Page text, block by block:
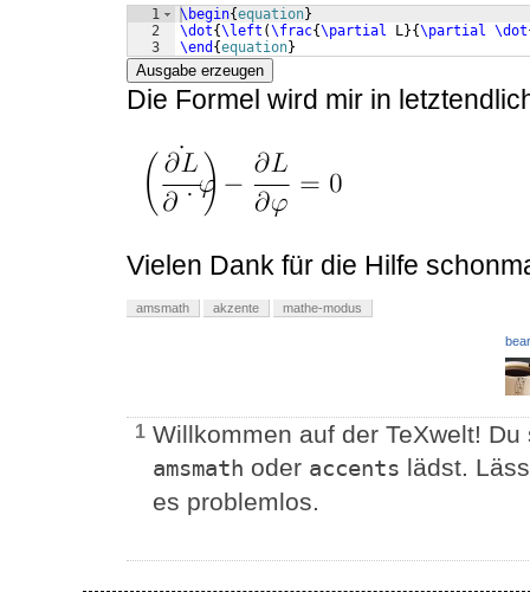
1
2
3
\begin{equation}
\dot{\left (\frac{\partial L}{\partial \dot
\end {equation}
Ausgabe erzeugen
Die Formel wird mir in
Vielen Dank für die Hilfe
amsmath akzente mathe-modus
1 Willkommen auf der TeXwelt!
amsmath oder accents lädst.
es problemlos.